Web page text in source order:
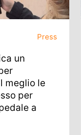
Press
un
meglio le
per
a